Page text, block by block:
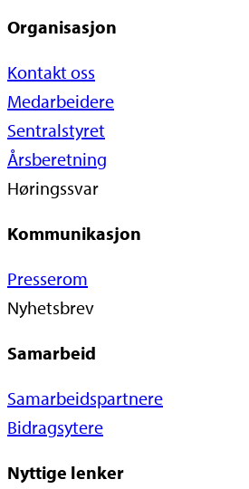
Organisasjon
Kontakt oss
Medarbeidere
Sentralstyret
Årsberetning
Høringssvar
Kommunikasjon
Presserom
Nyhetsbrev
Samarbeid
Samarbeidspartnere
Bidragsytere
Nyttige lenker